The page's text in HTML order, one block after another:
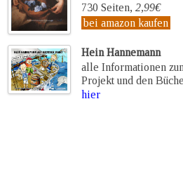
730 Seiten, 2,99€
bei amazon kaufen
Hein Hannemann
alle Informationen
Projekt und den
hier